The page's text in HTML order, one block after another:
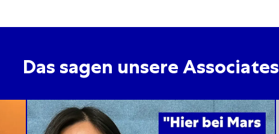
Das sagen unsere Associates